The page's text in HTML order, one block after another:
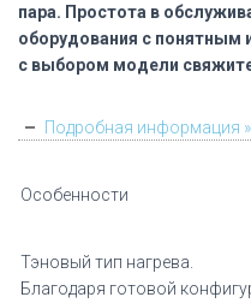
пара. Простота в
оборудования с понятным
с выбором модели
Подробная информация »
Особенности
Тэновый тип нагрева.
Благодаря готовой